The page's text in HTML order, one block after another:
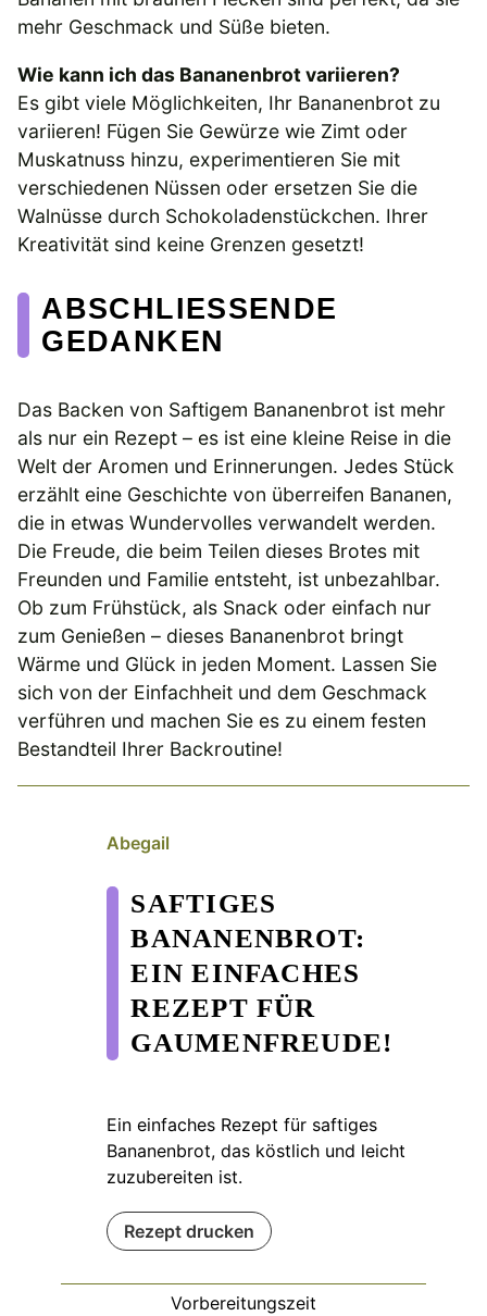
mehr Geschmack und Süße bieten.
Wie kann ich das Bananenbrot variieren?
Es gibt viele Möglichkeiten, Ihr Bananenbrot zu
variieren! Fügen Sie Gewürze wie Zimt oder
Muskatnuss hinzu, experimentieren Sie mit
verschiedenen Nüssen oder ersetzen Sie die
Walnüsse durch Schokoladenstückchen. Ihrer
Kreativität sind keine Grenzen gesetzt!
ABSCHLIESSENDE G
EDANKEN
Das Backen von Saftigem Bananenbrot ist mehr
als nur ein Rezept – es ist eine kleine Reise in die
Welt der Aromen und Erinnerungen. Jedes Stück
erzählt eine Geschichte von überreifen Bananen,
die in etwas Wundervolles verwandelt werden.
Die Freude, die beim Teilen dieses Brotes mit
Freunden und Familie entsteht, ist unbezahlbar.
Ob zum Frühstück, als Snack oder einfach nur
zum Genießen – dieses Bananenbrot bringt
Wärme und Glück in jeden Moment. Lassen Sie
sich von der Einfachheit und dem Geschmack
verführen und machen Sie es zu einem festen
Bestandteil Ihrer Backroutine!
Abegail
SAFTIGES
BANANENBROT:
EIN EINFACHES
REZEPT FÜR
GAUMENFREUDE!
Ein einfaches Rezept für saftiges
Bananenbrot, das köstlich und leicht
zuzubereiten ist.
Rezept drucken
Vorbereitungszeit